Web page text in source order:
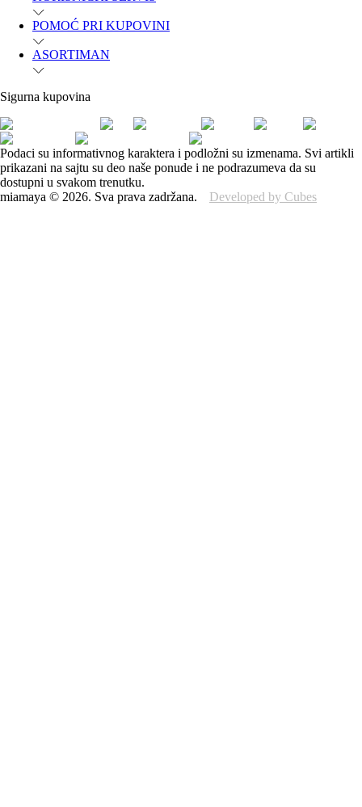
POMOĆ PRI KUPOVINI
ASORTIMAN
Sigurna kupovina
Podaci su informativnog karaktera i podložni su izmenama. Svi artikli
prikazani na sajtu su deo naše ponude i ne podrazumeva da su
dostupni u svakom trenutku.
miamaya © 2026. Sva prava zadržana. Developed by Cubes